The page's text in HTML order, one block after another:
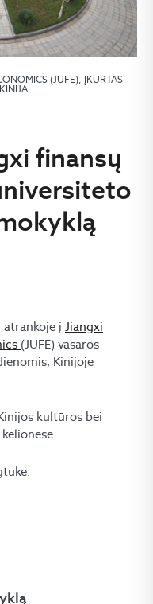
(JUFE), ĮKURTAS
finansų
atrankoje į Jiangxi
(JUFE) vasaros
Kinijoje
kultūros bei